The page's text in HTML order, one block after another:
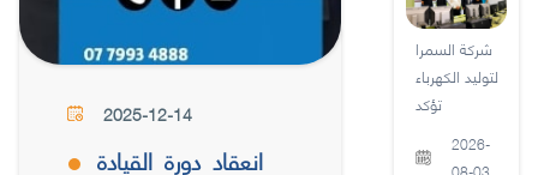
شركة السمرا
لتوليد الكهرباء
تؤكد
2026-
2025-12-14
انعقاد دورة القيادة